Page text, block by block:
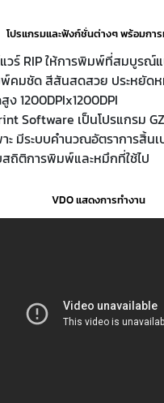
โปรแกรมและฟังก์ชั่นต่างๆ พร้อมกา
วร์ RIP ให้การพิมพ์ที่สมบูรณ์
คมชัด สีสันสดสวย ประหยัด
ง 1200DPIx1200DPI
Software เป็นโปรแกรม
าะ มีระบบคำนวณอัตราการสิ้น
สถิติการพิมพ์และหมึกที่ใช้ไป
VDO แสดงการทำงาน